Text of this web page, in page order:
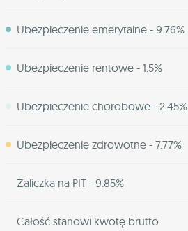
Ubezpieczenie emerytalne - 9.76%
Ubezpieczenie rentowe - 1.5%
Ubezpieczenie chorobowe - 2.45%
Ubezpieczenie zdrowotne - 7.77%
Zaliczka na PIT - 9.85%
Całość stanowi kwotę brutto